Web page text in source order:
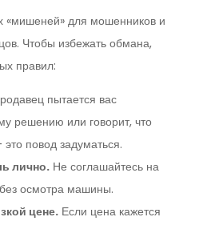
«мишеней» для мошенников и
Чтобы избежать обмана,
правил:
пытается вас
решению или говорит, что
повод задуматься.
лично. Не соглашайтесь на
осмотра машины.
цене. Если цена кажется